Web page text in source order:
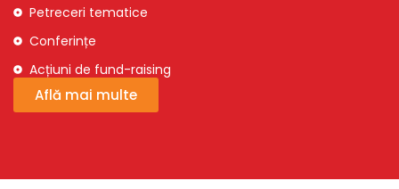
Petreceri tematice
Conferințe
Acțiuni de fund-raising
Află mai multe